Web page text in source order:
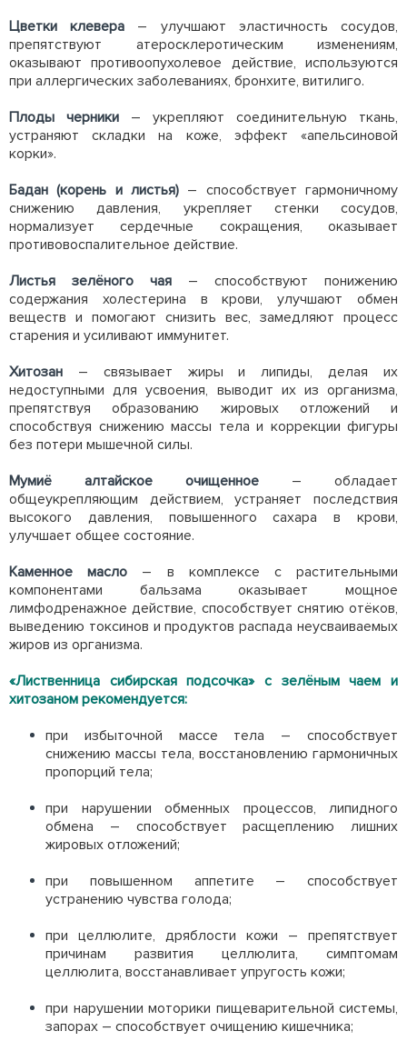
Цветки клевера – улучшают эластичность сосудов,
препятствуют атеросклеротическим изменениям,
оказывают противоопухолевое действие, используются
при аллергических заболеваниях, бронхите, витилиго.
Плоды черники – укрепляют соединительную ткань,
устраняют складки на коже, эффект «апельсиновой
корки».
Бадан (корень и листья) – способствует гармоничному
снижению давления, укрепляет стенки сосудов,
нормализует сердечные сокращения, оказывает
противовоспалительное действие.
Листья зелёного чая – способствуют понижению
содержания холестерина в крови, улучшают обмен
веществ и помогают снизить вес, замедляют процесс
старения и усиливают иммунитет.
Хитозан – связывает жиры и липиды, делая их
недоступными для усвоения, выводит их из организма,
препятствуя образованию жировых отложений и
способствуя снижению массы тела и коррекции фигуры
без потери мышечной силы.
Мумиё алтайское очищенное – обладает
общеукрепляющим действием, устраняет последствия
высокого давления, повышенного сахара в крови,
улучшает общее состояние.
Каменное масло – в комплексе с растительными
компонентами бальзама оказывает мощное
лимфодренажное действие, способствует снятию отёков,
выведению токсинов и продуктов распада неусваиваемых
жиров из организма.
«Лиственница сибирская подсочка» с зелёным чаем и
хитозаном рекомендуется:
при избыточной массе тела – способствует
снижению массы тела, восстановлению гармоничных
пропорций тела;
при нарушении обменных процессов, липидного
обмена – способствует расщеплению лишних
жировых отложений;
при повышенном аппетите – способствует
устранению чувства голода;
при целлюлите, дряблости кожи – препятствует
причинам развития целлюлита, симптомам
целлюлита, восстанавливает упругость кожи;
при нарушении моторики пищеварительной системы,
запорах – способствует очищению кишечника;